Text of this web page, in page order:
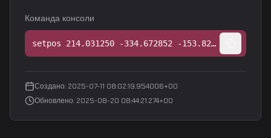
Команда консоли
setpos 214.031250 -334.672852 -153.828964;setang -17.214823 130.812927 0.000000
Создано: 2025-07-11 08:02:19.954006+00
Обновлено: 2025-08-20 08:44:21.274+00